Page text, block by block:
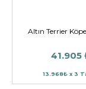
Altın Terrier
41.905
13.968₺ x 3